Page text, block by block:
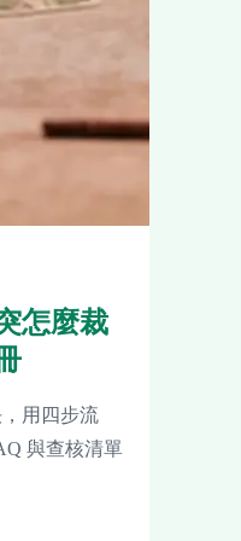
怎麼裁
用四步流
與查核清單